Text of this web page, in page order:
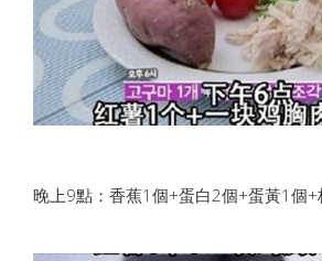
晚上9點：香蕉1個+蛋白2個+蛋黃1個+